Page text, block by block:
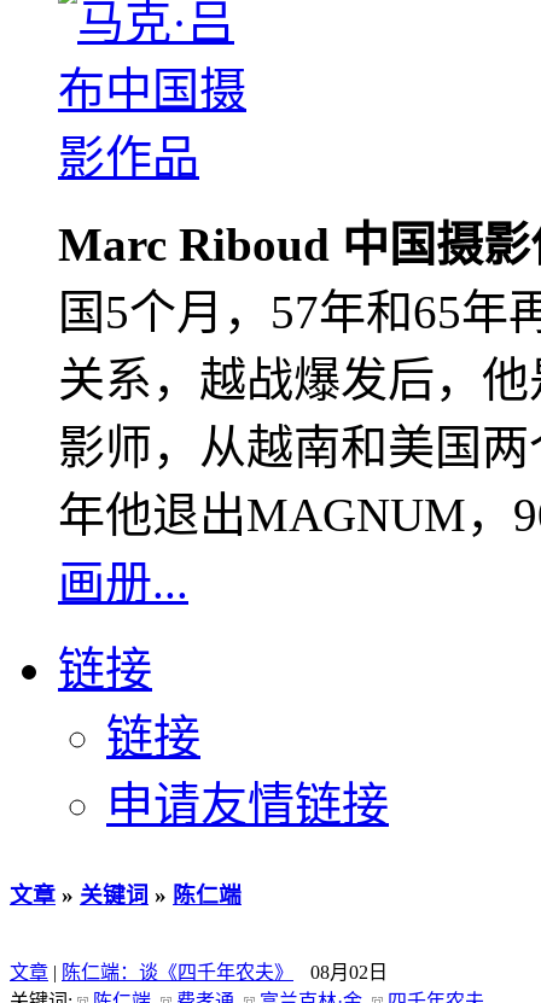
Marc Riboud 中国摄
国5个月，57年和65年
关系，越战爆发后，
影师，从越南和美国
年他退出MAGNUM，
画册...
链接
链接
申请友情链接
文章 » 关键词 » 陈仁端
文章 | 陈仁端：谈《四千年农夫》
08月02日